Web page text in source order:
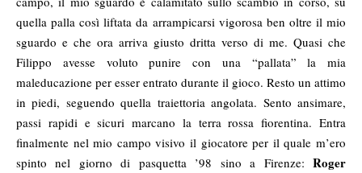
quella palla così liftata da arrampicarsi vigorosa ben oltre il mio
sguardo e che ora arriva giusto dritta verso di me. Quasi che
Filippo avesse voluto punire con una “pallata” la mia
maleducazione per esser entrato durante il gioco. Resto un attimo
in piedi, seguendo quella traiettoria angolata. Sento ansimare,
passi rapidi e sicuri marcano la terra rossa fiorentina. Entra
finalmente nel mio campo visivo il giocatore per il quale m’ero
spinto nel giorno di pasquetta ’98 sino a Firenze: Roger